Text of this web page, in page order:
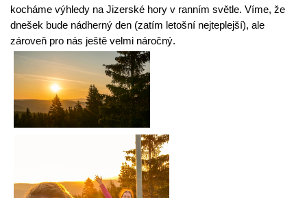
kocháme výhledy na Jizerské hory v ranním světle. Víme, že
dnešek bude nádherný den (zatím letošní nejteplejší), ale
zároveň pro nás ještě velmi náročný.